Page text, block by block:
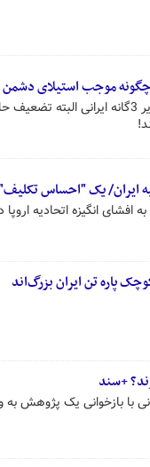
چگونه موجب استیلای
منظور عرب‌های عریضه‌نویس از جسارت به
ایران/ یک "احساس
افشای انگیزه اتحادیه
پاره تن ایران بزرگ‌اند
+سند
با بازخوانی یک پژوهش